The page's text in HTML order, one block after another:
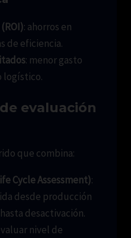
: ahorros en
de eficiencia.
: menor gasto
logístico.
evaluación
que combina:
Cycle Assessment):
desde producción
desactivación.
nivel de